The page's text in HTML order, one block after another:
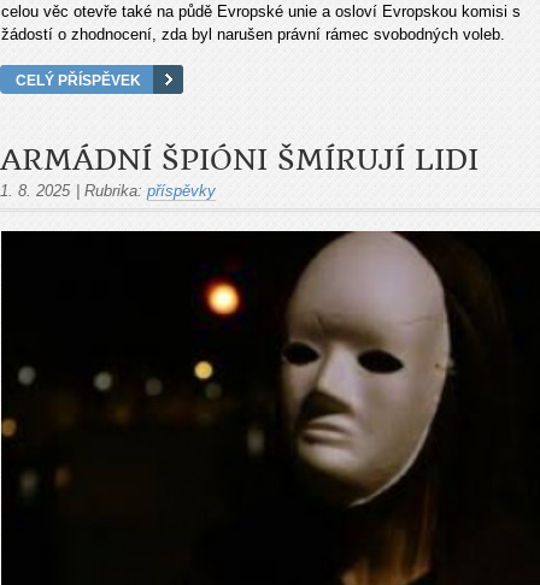
celou věc otevře také na půdě Evropské unie a osloví Evropskou komisi s
žádostí o zhodnocení, zda byl narušen právní rámec svobodných voleb.
CELÝ PŘÍSPĚVEK
ARMÁDNÍ ŠPIÓNI ŠMÍRUJÍ LIDI
1. 8. 2025 Rubrika: příspěvky